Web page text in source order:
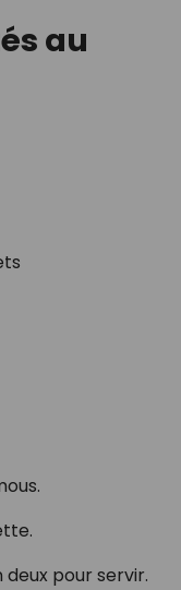
au
pour servir.